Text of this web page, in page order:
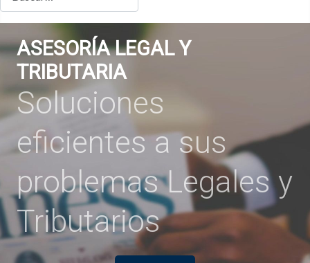
ASESORÍA LEGAL Y
TRIBUTARIA
Soluciones
eficientes a sus
problemas Legales y
Tributarios